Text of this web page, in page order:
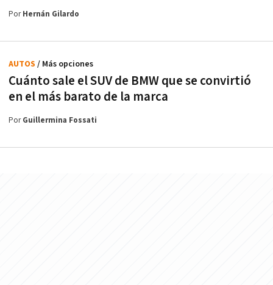
PorHernán Gilardo
Cuánto sale el SUV de BMW que se convirtió
en el más barato de la marca
AUTOS / Más opciones
PorGuillermina Fossati